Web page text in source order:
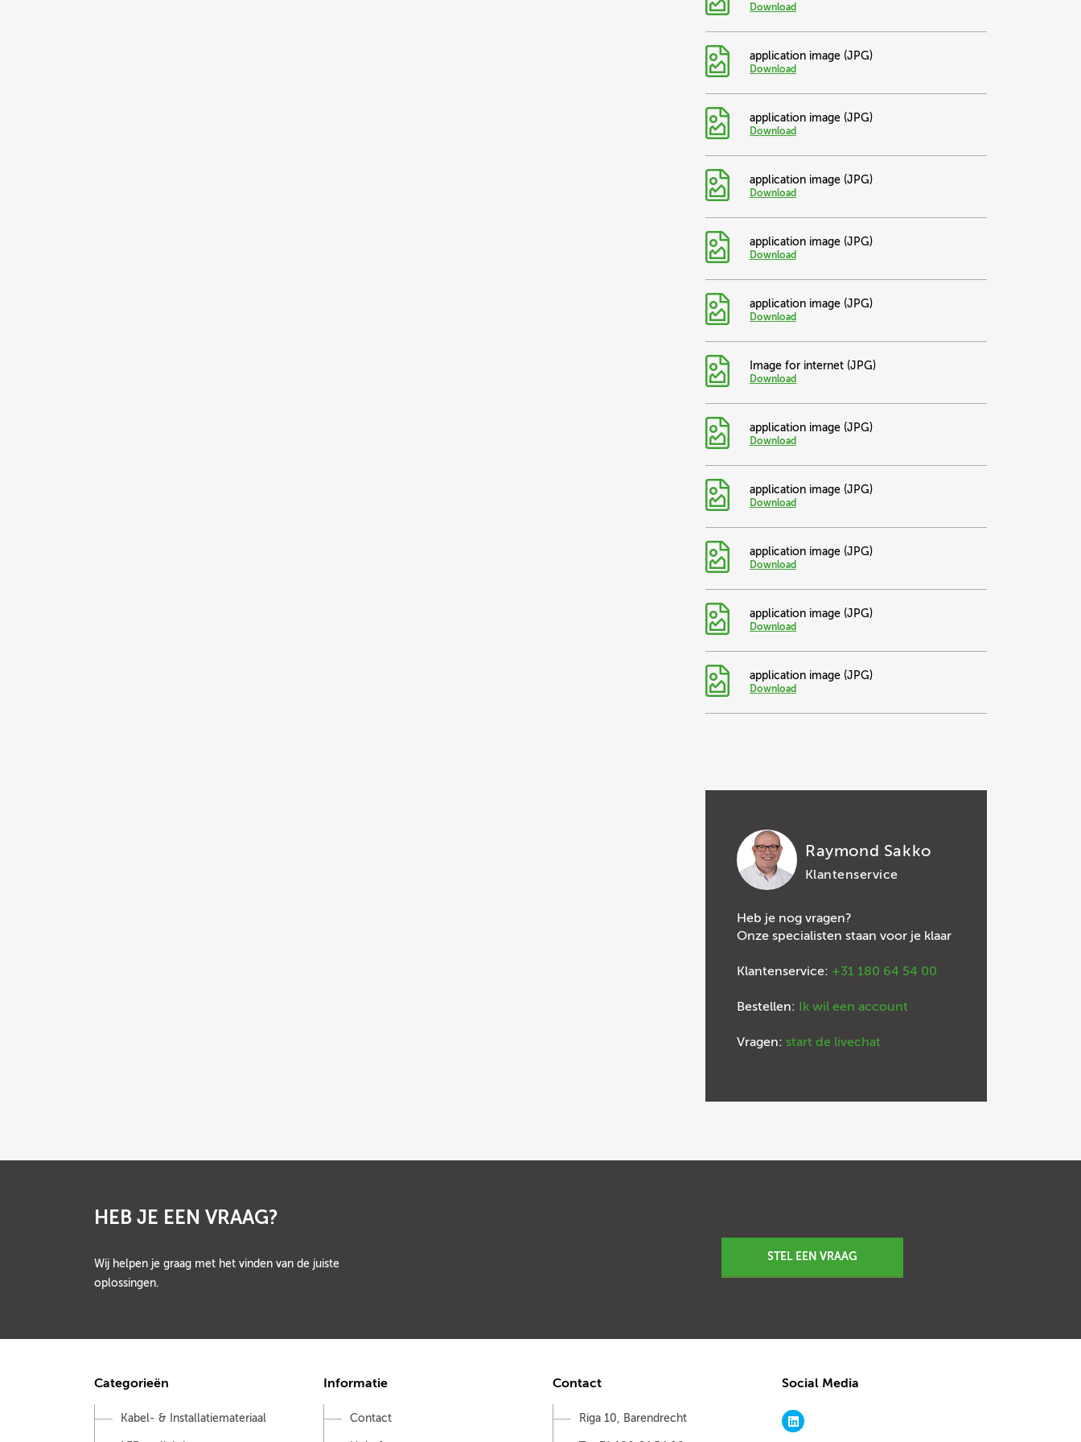
Download
application image (JPG)
Download
application image (JPG)
Download
application image (JPG)
Download
application image (JPG)
Download
application image (JPG)
Download
Image for internet (JPG)
Download
application image (JPG)
Download
application image (JPG)
Download
application image (JPG)
Download
application image (JPG)
Download
application image (JPG)
Download
Raymond Sakko
Klantenservice
Heb je nog vragen?
Onze specialisten staan voor je klaar
Klantenservice: +31 180 64 54 00
Bestellen: Ik wil een account
Vragen: start de livechat
HEB JE EEN VRAAG?
Wij helpen je graag met het vinden van de juiste
oplossingen.
STEL EEN VRAAG
Categorieën
Kabel- & Installatiemateriaal
Informatie
Contact
Contact
Riga 10, Barendrecht
Social Media